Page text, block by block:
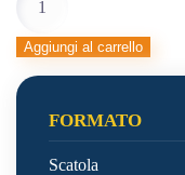
PASTE
LIPO
quantità
Aggiungi al carrello
FORMATO
Scatola